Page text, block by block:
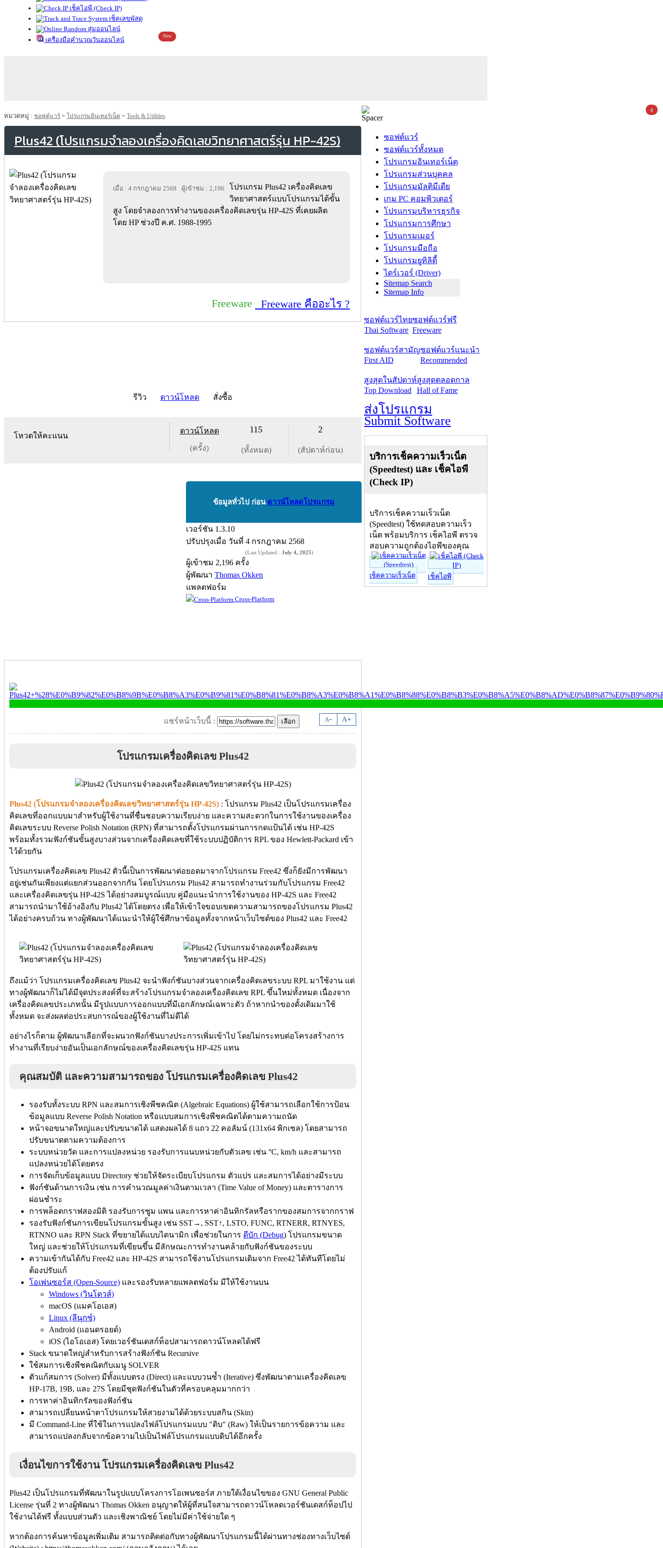
เช็คไอพี (Check IP)
เช็คเลขพัสดุ
สุ่มออนไลน์
เครื่องมือคำนวณวันออนไลน์
New
หมวดหมู่ : ซอฟต์แวร์ > โปรแกรมอินเทอร์เน็ต > Tools & Utilities
Plus42 (โปรแกรมจำลองเครื่องคิดเลขวิทยาศาสตร์รุ่น HP-42S)
เมื่อ : 4 กรกฎาคม 2568 ผู้เข้าชม : 2,196
โปรแกรม Plus42 เครื่องคิดเลข
วิทยาศาสตร์แบบโปรแกรมได้ขั้น
สูง โดยจำลองการทำงานของเครื่องคิดเลขรุ่น HP-42S ที่เคยผลิต
โดย HP ช่วงปี ค.ศ. 1988-1995
Freeware Freeware คืออะไร ?
รีวิว ดาวน์โหลด สั่งซื้อ
โหวตให้คะแนน
ดาวน์โหลด
(ครั้ง)
115
(ทั้งหมด)
2
(สัปดาห์ก่อน)
ข้อมูลทั่วไป ก่อน ดาวน์โหลดโปรแกรม
เวอร์ชัน 1.3.10
ปรับปรุงเมื่อ วันที่ 4 กรกฎาคม 2568
(Last Updated : July 4, 2025)
ผู้เข้าชม 2,196 ครั้ง
ผู้พัฒนา Thomas Okken
แพลตฟอร์ม
Cross-Platform
A- A+
แชร์หน้าเว็บนี้ :
โปรแกรมเครื่องคิดเลข Plus42
Plus42 (โปรแกรมจำลองเครื่องคิดเลขวิทยาศาสตร์รุ่น HP-42S) : โปรแกรม Plus42 เป็นโปรแกรมเครื่อง
คิดเลขที่ออกแบบมาสำหรับผู้ใช้งานที่ชื่นชอบความเรียบง่าย และความสะดวกในการใช้งานของเครื่อง
คิดเลขระบบ Reverse Polish Notation (RPN) ที่สามารถตั้งโปรแกรมผ่านการกดแป้นได้ เช่น HP-42S
พร้อมทั้งรวมฟังก์ชันขั้นสูงบางส่วนจากเครื่องคิดเลขที่ใช้ระบบปฏิบัติการ RPL ของ Hewlett-Packard เข้า
ไว้ด้วยกัน
โปรแกรมเครื่องคิดเลข Plus42 ตัวนี้เป็นการพัฒนาต่อยอดมาจากโปรแกรม Free42 ซึ่งก็ยังมีการพัฒนา
อยู่เช่นกันเพียงแต่แยกส่วนออกจากกัน โดยโปรแกรม Plus42 สามารถทำงานร่วมกับโปรแกรม Free42
และเครื่องคิดเลขรุ่น HP-42S ได้อย่างสมบูรณ์แบบ คู่มือแนะนำการใช้งานของ HP-42S และ Free42
สามารถนำมาใช้อ้างอิงกับ Plus42 ได้โดยตรง เพื่อให้เข้าใจขอบเขตความสามารถของโปรแกรม Plus42
ได้อย่างครบถ้วน ทางผู้พัฒนาได้แนะนำให้ผู้ใช้ศึกษาข้อมูลทั้งจากหน้าเว็บไซต์ของ Plus42 และ Free42
ถึงแม้ว่า โปรแกรมเครื่องคิดเลข Plus42 จะนำฟังก์ชันบางส่วนจากเครื่องคิดเลขระบบ RPL มาใช้งาน แต่
ทางผู้พัฒนาก็ไม่ได้มีจุดประสงค์ที่จะสร้างโปรแกรมจำลองเครื่องคิดเลข RPL ขึ้นใหม่ทั้งหมด เนื่องจาก
เครื่องคิดเลขประเภทนั้น มีรูปแบบการออกแบบที่มีเอกลักษณ์เฉพาะตัว ถ้าหากนำของดั้งเดิมมาใช้
ทั้งหมด จะส่งผลต่อประสบการณ์ของผู้ใช้งานที่ไม่ดีได้
อย่างไรก็ตาม ผู้พัฒนาเลือกที่จะผนวกฟังก์ชันบางประการเพิ่มเข้าไป โดยไม่กระทบต่อโครงสร้างการ
ทำงานที่เรียบง่ายอันเป็นเอกลักษณ์ของเครื่องคิดเลขรุ่น HP-42S แทน
คุณสมบัติ และความสามารถของ โปรแกรมเครื่องคิดเลข Plus42
รองรับทั้งระบบ RPN และสมการเชิงพีชคณิต (Algebraic Equations) ผู้ใช้สามารถเลือกใช้การป้อน
ข้อมูลแบบ Reverse Polish Notation หรือแบบสมการเชิงพีชคณิตได้ตามความถนัด
หน้าจอขนาดใหญ่และปรับขนาดได้ แสดงผลได้ 8 แถว 22 คอลัมน์ (131x64 พิกเซล) โดยสามารถ
ปรับขนาดตามความต้องการ
ระบบหน่วยวัด และการแปลงหน่วย รองรับการแนบหน่วยกับตัวเลข เช่น °C, km/h และสามารถ
แปลงหน่วยได้โดยตรง
การจัดเก็บข้อมูลแบบ Directory ช่วยให้จัดระเบียบโปรแกรม ตัวแปร และสมการได้อย่างมีระบบ
ฟังก์ชันด้านการเงิน เช่น การคำนวณมูลค่าเงินตามเวลา (Time Value of Money) และตารางการ
ผ่อนชำระ
การพล็อตกราฟสองมิติ รองรับการซูม แพน และการหาค่าอินทิกรัลหรือรากของสมการจากกราฟ
รองรับฟังก์ชันการเขียนโปรแกรมขั้นสูง เช่น SST→, SST↑, LSTO, FUNC, RTNERR, RTNYES,
RTNNO และ RPN Stack ที่ขยายได้แบบไดนามิก เพื่อช่วยในการ ดีบัก (Debug) โปรแกรมขนาด
ใหญ่ และช่วยให้โปรแกรมที่เขียนขึ้น มีลักษณะการทำงานคล้ายกับฟังก์ชันของระบบ
ความเข้ากันได้กับ Free42 และ HP-42S สามารถใช้งานโปรแกรมเดิมจาก Free42 ได้ทันทีโดยไม่
ต้องปรับแก้
โอเพ่นซอร์ส (Open-Source) และรองรับหลายแพลตฟอร์ม มีให้ใช้งานบน
Windows (วินโดวส์)
macOS (แมคโอเอส)
Linux (ลีนุกซ์)
Android (แอนดรอยด์)
iOS (ไอโอเอส) โดยเวอร์ชันเดสก์ท็อปสามารถดาวน์โหลดได้ฟรี
Stack ขนาดใหญ่สำหรับการสร้างฟังก์ชัน Recursive
ใช้สมการเชิงพีชคณิตกับเมนู SOLVER
ตัวแก้สมการ (Solver) มีทั้งแบบตรง (Direct) และแบบวนซ้ำ (Iterative) ซึ่งพัฒนาตามเครื่องคิดเลข
HP-17B, 19B, และ 27S โดยมีชุดฟังก์ชันในตัวที่ครอบคลุมมากกว่า
การหาค่าอินทิกรัลของฟังก์ชัน
สามารถเปลี่ยนหน้าตาโปรแกรมให้สวยงามได้ด้วยระบบสกิน (Skin)
มี Command-Line ที่ใช้ในการแปลงไฟล์โปรแกรมแบบ "ดิบ" (Raw) ให้เป็นรายการข้อความ และ
สามารถแปลงกลับจากข้อความไปเป็นไฟล์โปรแกรมแบบดิบได้อีกครั้ง
เงื่อนไขการใช้งาน โปรแกรมเครื่องคิดเลข Plus42
Plus42 เป็นโปรแกรมที่พัฒนาในรูปแบบโครงการโอเพนซอร์ส ภายใต้เงื่อนไขของ GNU General Public
License รุ่นที่ 2 ทางผู้พัฒนา Thomas Okken อนุญาตให้ผู้ที่สนใจสามารถดาวน์โหลดเวอร์ชันเดสก์ท็อปไป
ใช้งานได้ฟรี ทั้งแบบส่วนตัว และเชิงพาณิชย์ โดยไม่มีค่าใช้จ่ายใด ๆ
หากต้องการค้นหาข้อมูลเพิ่มเติม สามารถติดต่อกับทางผู้พัฒนาโปรแกรมนี้ได้ผ่านทางช่องทางเว็บไซต์
ซอฟต์แวร์
ซอฟต์แวร์ทั้งหมด
โปรแกรมอินเทอร์เน็ต
โปรแกรมส่วนบุคคล
โปรแกรมมัลติมีเดีย
เกม PC คอมพิวเตอร์
โปรแกรมบริหารธุรกิจ
โปรแกรมการศึกษา
โปรแกรมเมอร์
โปรแกรมมือถือ
โปรแกรมยูทิลิตี้
ไดร์เวอร์ (Driver)
Sitemap Search
Sitemap Info
ซอฟต์แวร์ไทย
Thai Software
ซอฟต์แวร์ฟรี
Freeware
ซอฟต์แวร์สามัญ
First AID
ซอฟต์แวร์แนะนำ
Recommended
สูงสุดในสัปดาห์
Top Download
สูงสุดตลอดกาล
Hall of Fame
ส่งโปรแกรม
Submit Software
บริการเช็คความเร็วเน็ต
(Speedtest) และ เช็คไอพี
(Check IP)
บริการเช็คความเร็วเน็ต
(Speedtest) ใช้ทดสอบความเร็ว
เน็ต พร้อมบริการ เช็คไอพี ตรวจ
สอบความถูกต้องไอพีของคุณ
เช็คความเร็วเน็ต เช็คไอพี
4